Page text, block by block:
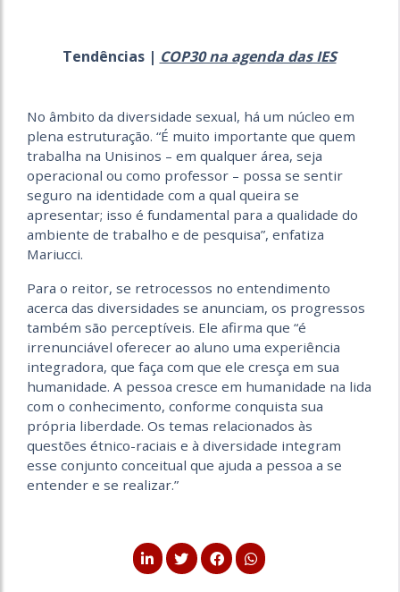
Tendências | COP30 na agenda das IES
No âmbito da diversidade sexual, há um núcleo em
plena estruturação. “É muito importante que quem
trabalha na Unisinos – em qualquer área, seja
operacional ou como professor – possa se sentir
seguro na identidade com a qual queira se
apresentar; isso é fundamental para a qualidade do
ambiente de trabalho e de pesquisa”, enfatiza
Mariucci.
Para o reitor, se retrocessos no entendimento
acerca das diversidades se anunciam, os progressos
também são perceptíveis. Ele afirma que “é
irrenunciável oferecer ao aluno uma experiência
integradora, que faça com que ele cresça em sua
humanidade. A pessoa cresce em humanidade na lida
com o conhecimento, conforme conquista sua
própria liberdade. Os temas relacionados às
questões étnico-raciais e à diversidade integram
esse conjunto conceitual que ajuda a pessoa a se
entender e se realizar.”